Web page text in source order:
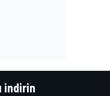
indirin